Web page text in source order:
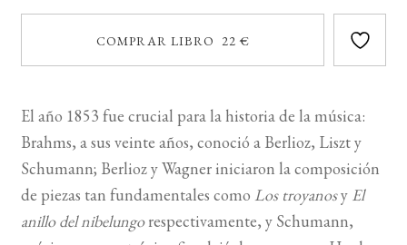
COMPRAR LIBRO 22 €
El año 1853 fue crucial para la historia de la música:
Brahms, a sus veinte años, conoció a Berlioz, Liszt y
Schumann; Berlioz y Wagner iniciaron la composición
de piezas tan fundamentales como Los troyanosy El
anillo del nibelungorespectivamente, y Schumann,